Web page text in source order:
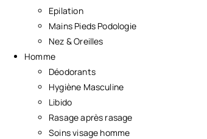
Epilation
Mains Pieds Podologie
Nez & Oreilles
Homme
Déodorants
Hygiène Masculine
Libido
Rasage après rasage
Soins visage homme